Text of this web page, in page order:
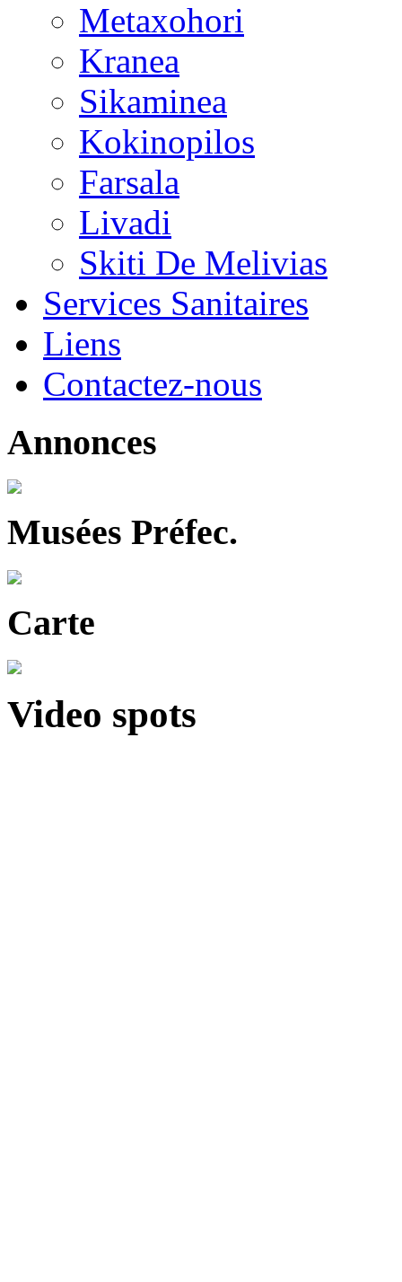
Metaxohori
Kranea
Sikaminea
Kokinopilos
Farsala
Livadi
Skiti De Melivias
Services Sanitaires
Liens
Contactez-nous
Annonces
Musées Préfec.
Carte
Video spots